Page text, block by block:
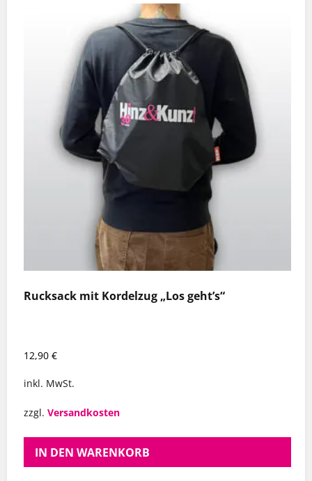
Rucksack mit Kordelzug „Los geht’s“
12,90 €
inkl. MwSt.
zzgl. Versandkosten
IN DEN WARENKORB